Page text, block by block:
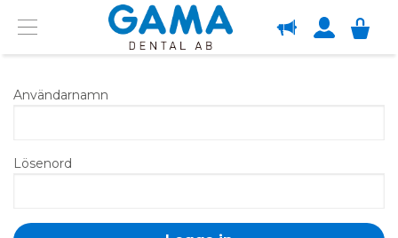
Menu
OM GAMA
Användarnamn
Lösenord